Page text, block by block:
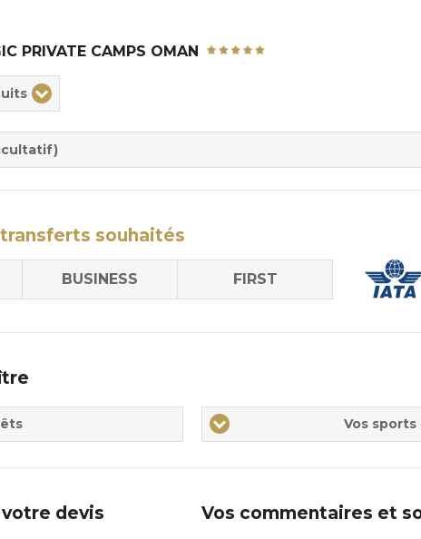
PRIVATE CAMPS OMAN
souhaités
BUSINESS FIRST
Vos
sports
Vos
devis Vos commentaires et